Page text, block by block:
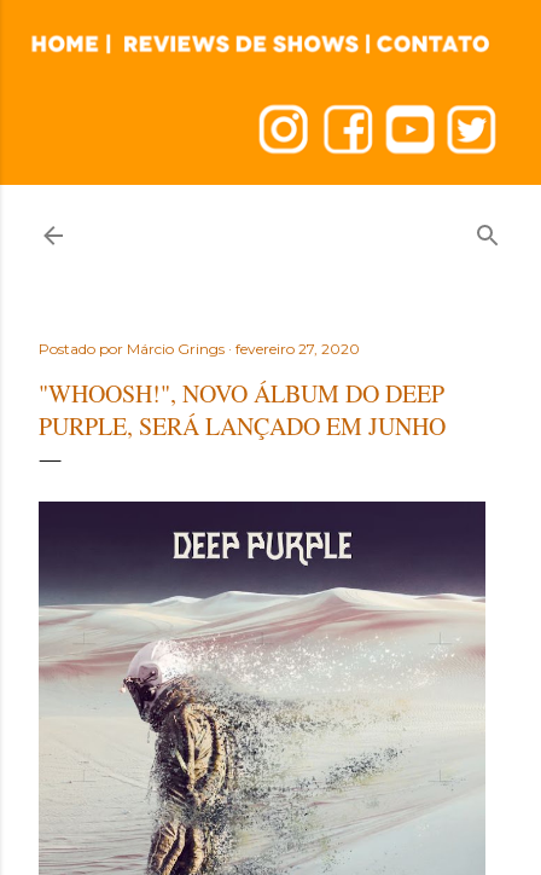
Postado por Márcio Grings fevereiro 27, 2020
"WHOOSH!", NOVO ÁLBUM DO DEEP
PURPLE, SERÁ LANÇADO EM JUNHO